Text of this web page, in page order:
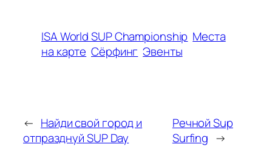
ISA World SUP Championship Места
на карте Сёрфинг Эвенты
← Найди свой город и
отпразднуй SUP Day
Речной Sup
Surfing →